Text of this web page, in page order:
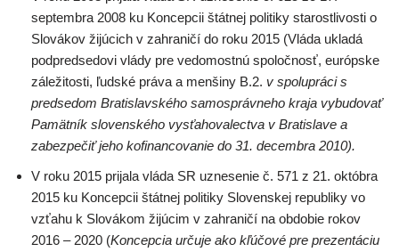
septembra 2008 ku Koncepcii štátnej politiky starostlivosti o
Slovákov žijúcich v zahraničí do roku 2015 (Vláda ukladá
podpredsedovi vlády pre vedomostnú spoločnosť, európske
záležitosti, ľudské práva a menšiny B.2. v spolupráci s
predsedom Bratislavského samosprávneho kraja vybudovať
Pamätník slovenského vysťahovalectva v Bratislave a
zabezpečiť jeho kofinancovanie do 31. decembra 2010).
V roku 2015 prijala vláda SR uznesenie č. 571 z 21. októbra
2015 ku Koncepcii štátnej politiky Slovenskej republiky vo
vzťahu k Slovákom žijúcim v zahraničí na obdobie rokov
2016 – 2020 (Koncepcia určuje ako kľúčové pre prezentáciu